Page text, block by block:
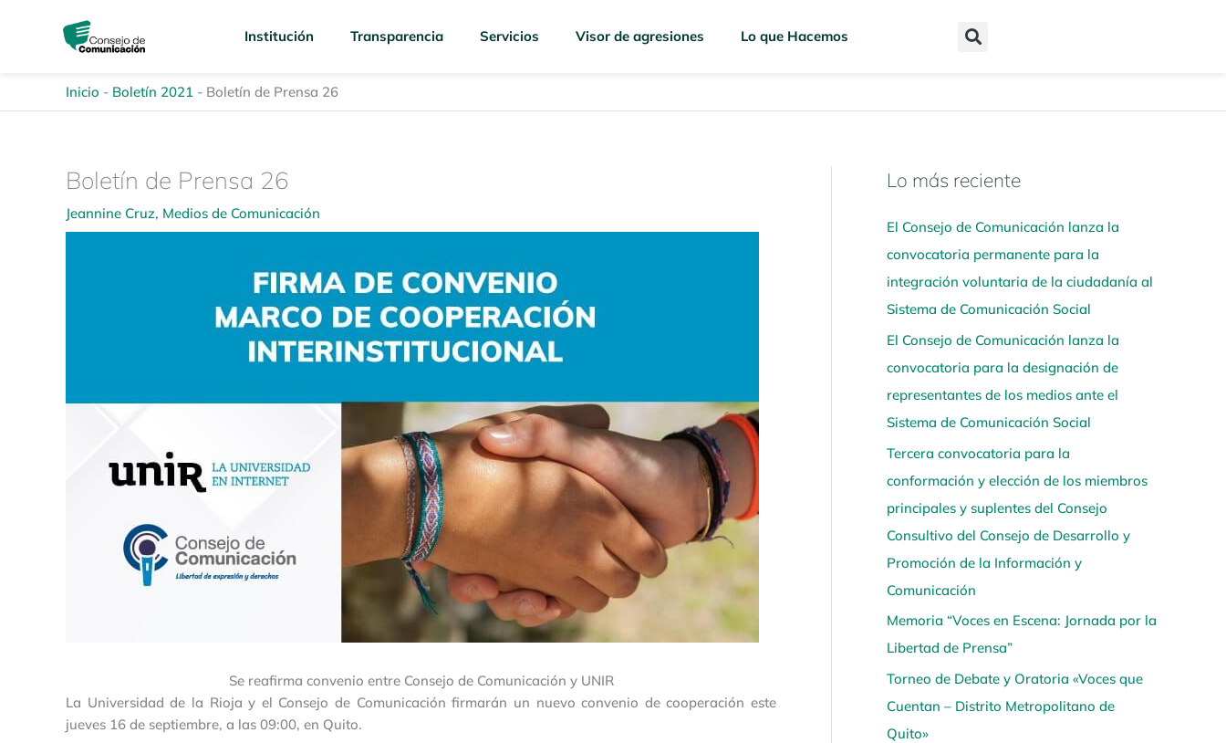
Institución Transparencia Servicios Visor de agresiones Lo que Hacemos
Inicio - Boletín 2021 - Boletín de Prensa 26
Boletín de Prensa 26
Jeannine Cruz, Medios de Comunicación
Se reafirma convenio entre Consejo de Comunicación y UNIR
La Universidad de la Rioja y el Consejo de Comunicación firmarán un nuevo convenio de cooperación este
jueves 16 de septiembre, a las 09:00, en Quito.
Lo más reciente
El Consejo de Comunicación lanza la
convocatoria permanente para la
integración voluntaria de la ciudadanía al
Sistema de Comunicación Social
El Consejo de Comunicación lanza la
convocatoria para la designación de
representantes de los medios ante el
Sistema de Comunicación Social
Tercera convocatoria para la
conformación y elección de los miembros
principales y suplentes del Consejo
Consultivo del Consejo de Desarrollo y
Promoción de la Información y
Comunicación
Memoria “Voces en Escena: Jornada por la
Libertad de Prensa”
Torneo de Debate y Oratoria «Voces que
Cuentan – Distrito Metropolitano de
Quito»
N
v
e
g
a
a
q
u
í